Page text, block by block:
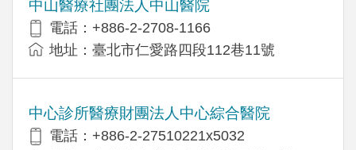
中山醫療社團法人中山醫院
電話：+886-2-2708-1166
地址：臺北市仁愛路四段112巷11號
中心診所醫療財團法人中心綜合醫院
電話：+886-2-27510221x5032